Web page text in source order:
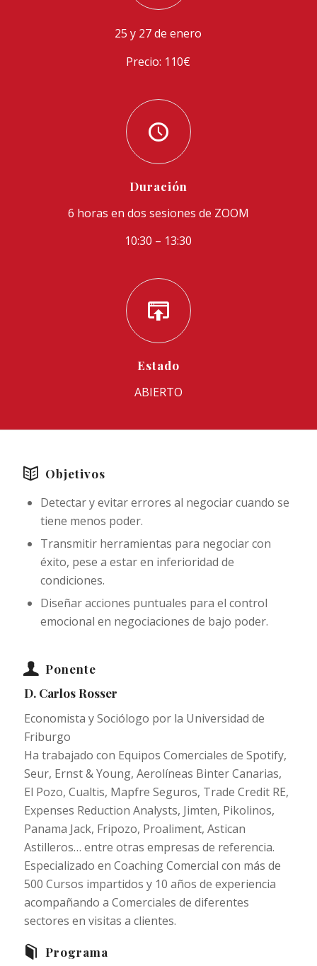
25 y 27 de enero
Precio: 110€
Duración
6 horas en dos sesiones de ZOOM
10:30 – 13:30
Estado
ABIERTO
Objetivos
Detectar y evitar errores al negociar cuando se
tiene menos poder.
Transmitir herramientas para negociar con
éxito, pese a estar en inferioridad de
condiciones.
Diseñar acciones puntuales para el control
emocional en negociaciones de bajo poder.
Ponente
D. Carlos Rosser
Economista y Sociólogo por la Universidad de
Friburgo
Ha trabajado con Equipos Comerciales de Spotify,
Seur, Ernst & Young, Aerolíneas Binter Canarias,
El Pozo, Cualtis, Mapfre Seguros, Trade Credit RE,
Expenses Reduction Analysts, Jimten, Pikolinos,
Panama Jack, Fripozo, Proaliment, Astican
Astilleros… entre otras empresas de referencia.
Especializado en Coaching Comercial con más de
500 Cursos impartidos y 10 años de experiencia
acompañando a Comerciales de diferentes
sectores en visitas a clientes.
Programa